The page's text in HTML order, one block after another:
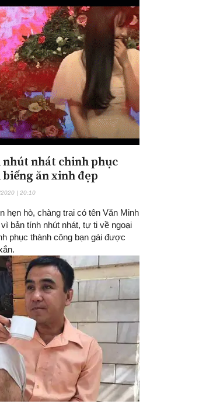
nhát chinh phục
ăn xinh đẹp
| 20:10
hẹn hò, chàng trai có tên Văn Minh
bản tính nhút nhát, tự ti về ngoại
phục thành công bạn gái được